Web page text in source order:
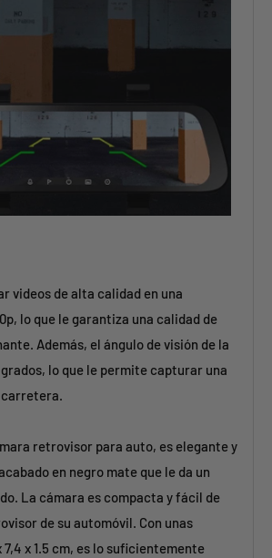
videos de alta calidad en una
lo que le garantiza una calidad de
Además, el ángulo de visión de la
grados, lo que le permite capturar una
carretera.
retrovisor para auto, es elegante y
en negro mate que le da un
La cámara es compacta y fácil de
de su automóvil. Con unas
7,4 x 1.5 cm, es lo suficientemente